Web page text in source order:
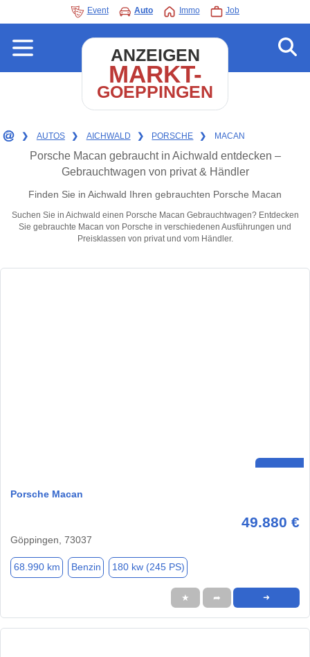
Event Auto Immo Job
ANZEIGEN
MARKT-
GOEPPINGEN
❯ AUTOS ❯ AICHWALD ❯ PORSCHE ❯ MACAN
Porsche Macan gebraucht in Aichwald entdecken –
Gebrauchtwagen von privat & Händler
Finden Sie in Aichwald Ihren gebrauchten Porsche Macan
Suchen Sie in Aichwald einen Porsche Macan Gebrauchtwagen? Entdecken
Sie gebrauchte Macan von Porsche in verschiedenen Ausführungen und
Preisklassen von privat und vom Händler.
Porsche Macan
49.880 €
Göppingen, 73037
68.990 km Benzin 180 kw (245 PS)
★ ➦ ➜